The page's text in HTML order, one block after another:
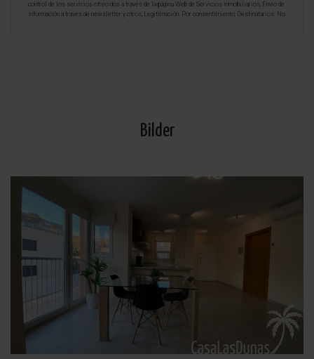
control de los servicios ofrecidos a través de la página Web de Servicios inmobiliarios, Envío de
información a traves de newsletter y otros, Legitimación: Por consentimiento, Destinatarios: No
Bilder